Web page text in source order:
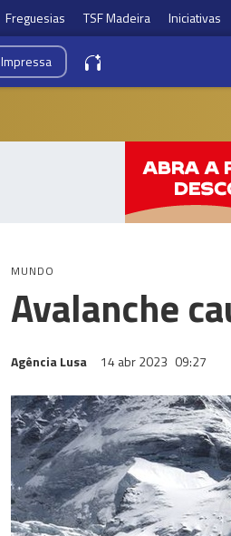
Freguesias TSF Madeira Iniciativas
Impressa
MUNDO
Avalanche
Agência Lusa 14 abr 2023 09:27